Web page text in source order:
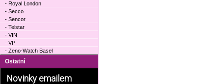
- Royal London
- Secco
- Sencor
- Telstar
- VIN
- VP
- Zeno-Watch Basel
Ostatní
Novinky emailem